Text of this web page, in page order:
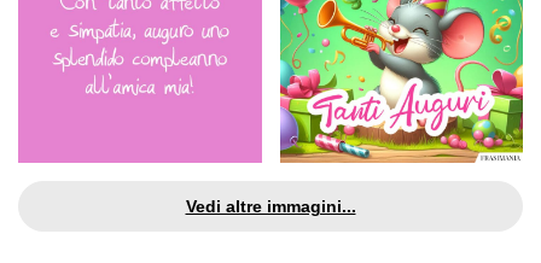
Vedi altre immagini...